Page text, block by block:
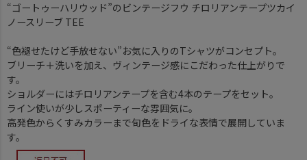
“ゴートゥーハリウッド”のビンテージフウ チロリアンテープツカイ
ノースリーブ TEE
“色褪せたけど手放せない”お気に入りのTシャツがコンセプト。
ブリーチ＋洗いを加え、ヴィンテージ感にこだわった仕上がりで
す。
ショルダーにはチロリアンテープを含む4本のテープをセット。
ライン使いが少しスポーティーな雰囲気に。
高発色からくすみカラーまで旬色をドライな表情で展開していま
す。